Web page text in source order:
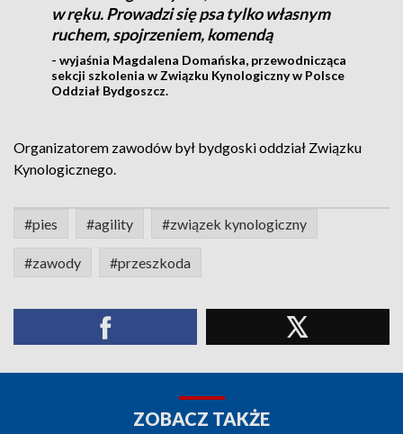
w ręku. Prowadzi się psa tylko własnym
ruchem, spojrzeniem, komendą
- wyjaśnia Magdalena Domańska, przewodnicząca
sekcji szkolenia w Związku Kynologiczny w Polsce
Oddział Bydgoszcz.
Organizatorem zawodów był bydgoski oddział Związku
Kynologicznego.
#pies #agility #związek kynologiczny
#zawody #przeszkoda
ZOBACZ TAKŻE